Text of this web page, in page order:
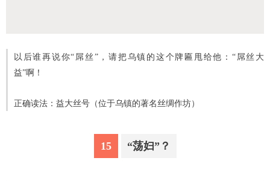
以后谁再说你“屌丝”，请把乌镇的这个牌匾甩给他：“屌丝大
益”啊！
正确读法：益大丝号（位于乌镇的著名丝绸作坊）
15 “荡妇”？